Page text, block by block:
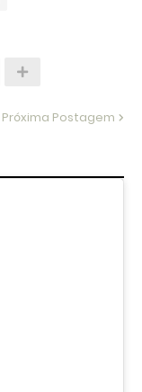
Próxima Postagem